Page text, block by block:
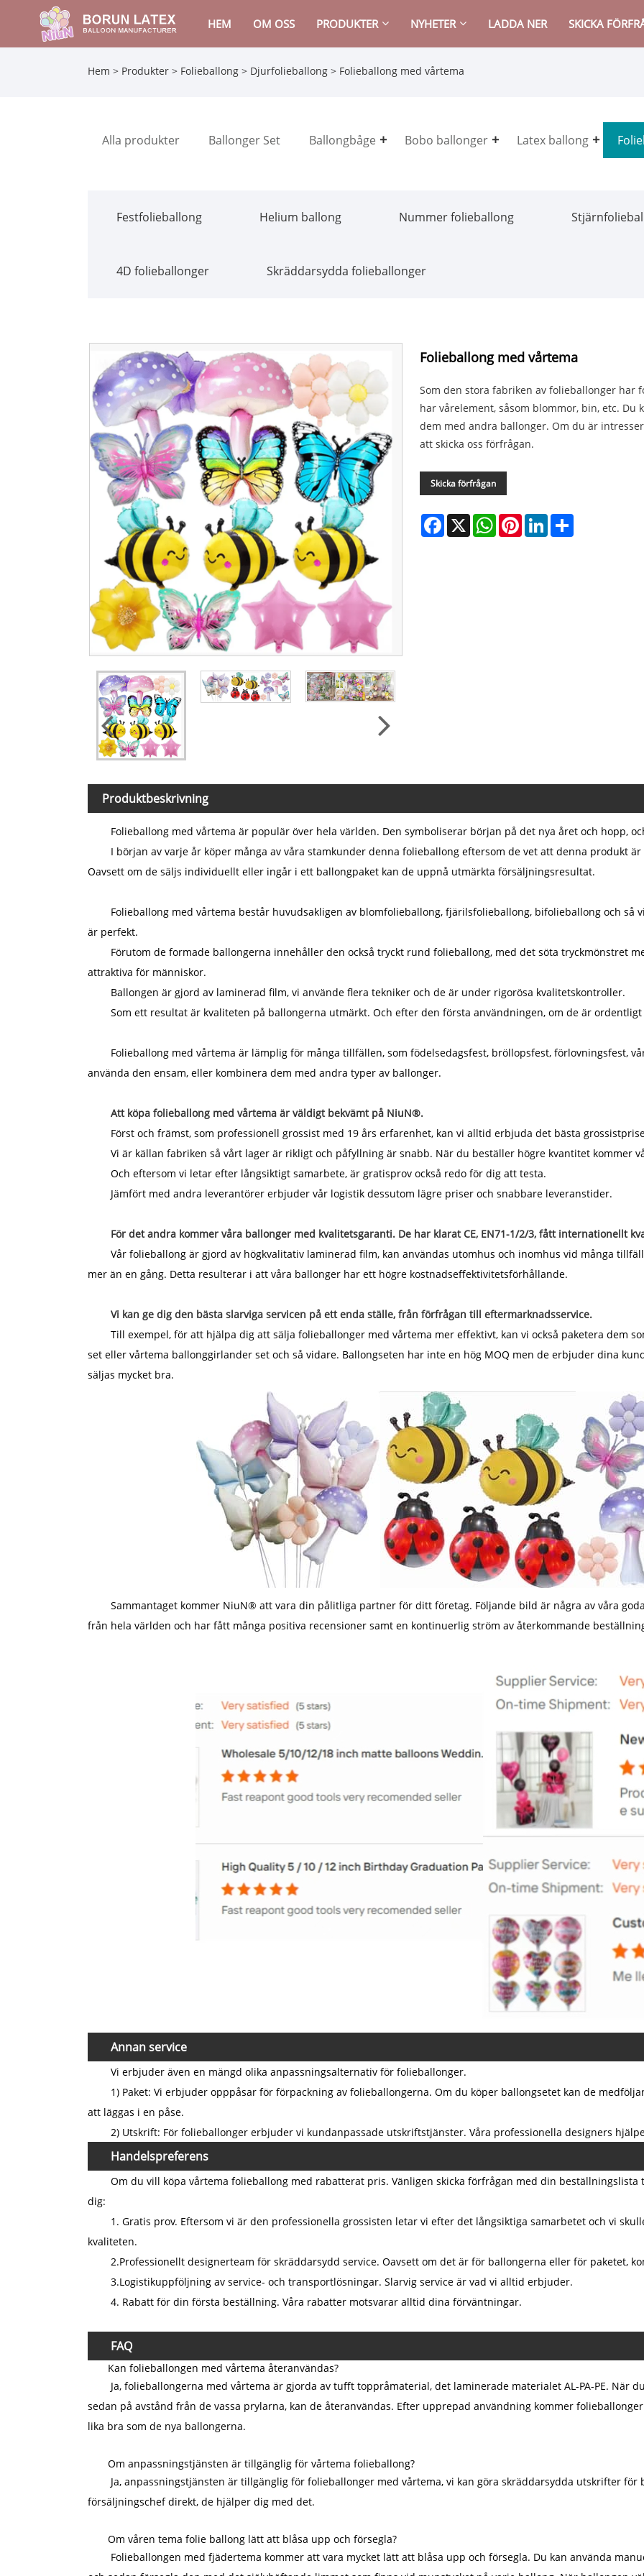
HEM OM OSS PRODUKTER NYHETER LADDA NER SKICKA
Hem > Produkter > Folieballong > Djurfolieballong > Folieballong med vårtema
Alla produkter Ballonger Set Ballongbåge Bobo ballonger Latex ballong
Festfolieballong Helium ballong Nummer folieballong
4D folieballonger Skräddarsydda folieballonger
Folieballong med vårtema
Som den stora fabriken av folieballonger har
har vårelement, såsom blommor, bin, etc.
dem med andra ballonger. Om du är
att skicka oss förfrågan.
Skicka förfrågan
Facebook
X WhatsAppPinterestLinkedIn
Produktbeskrivning
Folieballong med vårtema är populär över hela världen. Den symboliserar början på det nya året och hopp,
I början av varje år köper många av våra stamkunder denna folieballong eftersom de vet att denna produkt
Oavsett om de säljs individuellt eller ingår i ett ballongpaket kan de uppnå utmärkta försäljningsresultat.
Folieballong med vårtema består huvudsakligen av blomfolieballong, fjärilsfolieballong, bifolieballong och så
är perfekt.
Förutom de formade ballongerna innehåller den också tryckt rund folieballong, med det söta tryckmönstret
attraktiva för människor.
Ballongen är gjord av laminerad film, vi använde flera tekniker och de är under rigorösa kvalitetskontroller.
Som ett resultat är kvaliteten på ballongerna utmärkt. Och efter den första användningen, om de är
Folieballong med vårtema är lämplig för många tillfällen, som födelsedagsfest, bröllopsfest, förlovningsfest,
använda den ensam, eller kombinera dem med andra typer av ballonger.
Att köpa folieballong med vårtema är väldigt bekvämt på NiuN®.
Först och främst, som professionell grossist med 19 års erfarenhet, kan vi alltid erbjuda det bästa
Vi är källan fabriken så vårt lager är rikligt och påfyllning är snabb. När du beställer högre kvantitet kommer
Och eftersom vi letar efter långsiktigt samarbete, är gratisprov också redo för dig att testa.
Jämfört med andra leverantörer erbjuder vår logistik dessutom lägre priser och snabbare leveranstider.
För det andra kommer våra ballonger med kvalitetsgaranti. De har klarat CE, EN71-1/2/3, fått internationellt
Vår folieballong är gjord av högkvalitativ laminerad film, kan användas utomhus och inomhus vid många
mer än en gång. Detta resulterar i att våra ballonger har ett högre kostnadseffektivitetsförhållande.
Vi kan ge dig den bästa slarviga servicen på ett enda ställe, från förfrågan till eftermarknadsservice.
Till exempel, för att hjälpa dig att sälja folieballonger med vårtema mer effektivt, kan vi också paketera dem
set eller vårtema ballonggirlander set och så vidare. Ballongseten har inte en hög MOQ men de erbjuder dina
säljas mycket bra.
Sammantaget kommer NiuN® att vara din pålitliga partner för ditt företag. Följande bild är några av våra
från hela världen och har fått många positiva recensioner samt en kontinuerlig ström av återkommande
Annan service
Vi erbjuder även en mängd olika anpassningsalternativ för folieballonger.
1) Paket: Vi erbjuder opppåsar för förpackning av folieballongerna. Om du köper ballongsetet kan de
att läggas i en påse.
2) Utskrift: För folieballonger erbjuder vi kundanpassade utskriftstjänster. Våra professionella designers
Handelspreferens
Om du vill köpa vårtema folieballong med rabatterat pris. Vänligen skicka förfrågan med din
dig:
1. Gratis prov. Eftersom vi är den professionella grossisten letar vi efter det långsiktiga samarbetet och vi
kvaliteten.
2.Professionellt designerteam för skräddarsydd service. Oavsett om det är för ballongerna eller för paketet,
3.Logistikuppföljning av service- och transportlösningar. Slarvig service är vad vi alltid erbjuder.
4. Rabatt för din första beställning. Våra rabatter motsvarar alltid dina förväntningar.
FAQ
Kan folieballongen med vårtema återanvändas?
Ja, folieballongerna med vårtema är gjorda av tufft toppråmaterial, det laminerade materialet AL-PA-PE. När
sedan på avstånd från de vassa prylarna, kan de återanvändas. Efter upprepad användning kommer
lika bra som de nya ballongerna.
Om anpassningstjänsten är tillgänglig för vårtema folieballong?
Ja, anpassningstjänsten är tillgänglig för folieballonger med vårtema, vi kan göra skräddarsydda utskrifter för
försäljningschef direkt, de hjälper dig med det.
Om våren tema folie ballong lätt att blåsa upp och försegla?
Folieballongen med fjädertema kommer att vara mycket lätt att blåsa upp och försegla. Du kan använda